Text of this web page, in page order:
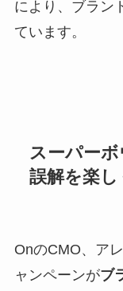
により、ブラン
ています。
スーパー
誤解を楽し
OnのCMO、ア
ャンペーンがブ